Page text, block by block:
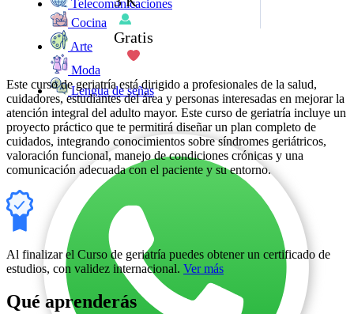
Telecomunicaciones
Cocina
Arte
Moda
Lengua de señas
Gratis
Este curso de geriatría está dirigido a profesionales de la salud,
cuidadores, estudiantes del área y personas interesadas en mejorar la
atención integral del adulto mayor. Este curso de geriatría incluye un
proyecto práctico que te permitirá diseñar un plan completo de
cuidados, integrando conocimientos sobre síndromes geriátricos,
valoración funcional, manejo de condiciones crónicas y una
comunicación adecuada con el paciente y su entorno.
Al finalizar el Curso de geriatría puedes obtener un certificado de
estudios, con validez internacional. Ver más
Qué aprenderás